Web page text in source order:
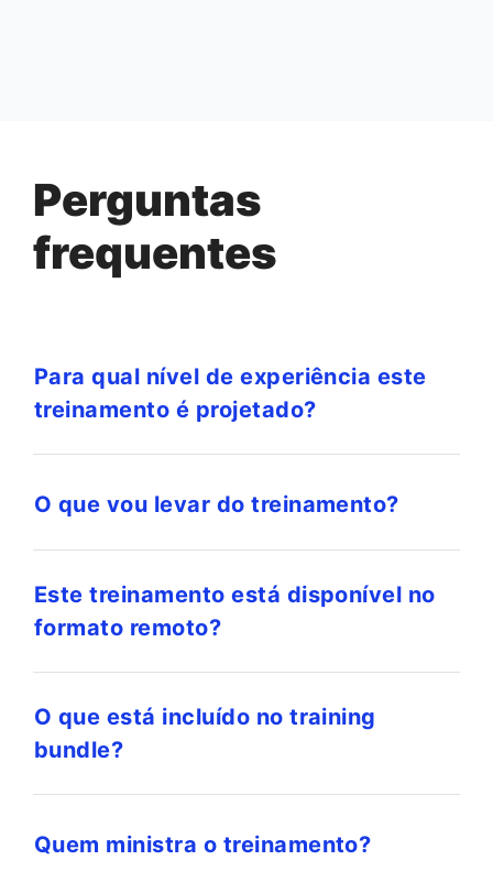
Perguntas
frequentes
Para qual nível de experiência este
treinamento é projetado?
O que vou levar do treinamento?
Este treinamento está disponível no
formato remoto?
O que está incluído no training
bundle?
Quem ministra o treinamento?